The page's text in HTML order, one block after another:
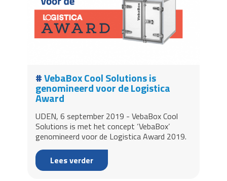
VebaBox Cool Solutions is
genomineerd voor de Logistica
Award
UDEN, 6 september 2019 - VebaBox Cool
Solutions is met het concept ‘VebaBox’
genomineerd voor de Logistica Award 2019.
Lees verder